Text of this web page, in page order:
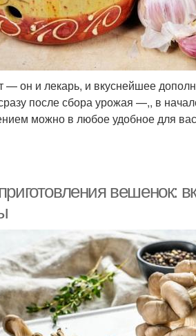
— он и лекарь, и вкуснейшее
после сбора урожая —,, в
можно в любое удобное для
вешенок: